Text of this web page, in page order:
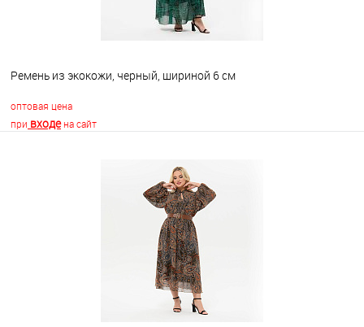
Ремень из экокожи, черный, шириной 6 см
оптовая цена
при входена сайт
В корзину